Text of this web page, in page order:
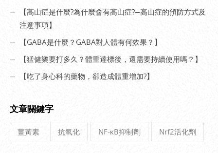
【高山症是什麼?為什麼會有高山症?─高山症的預防方式及
注意事項】
【GABA是什麼？GABA對人體有何效果？】
【猛健樂要打多久？體重達標後，還需要持續使用嗎？】
【吃了身心科的藥物，卻造成體重增加?】
文章關鍵字
薑黃素 抗氧化 NF-κB抑制劑 Nrf2活化劑